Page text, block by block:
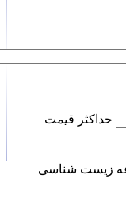
حداكثر قيمت
زیست شناسی